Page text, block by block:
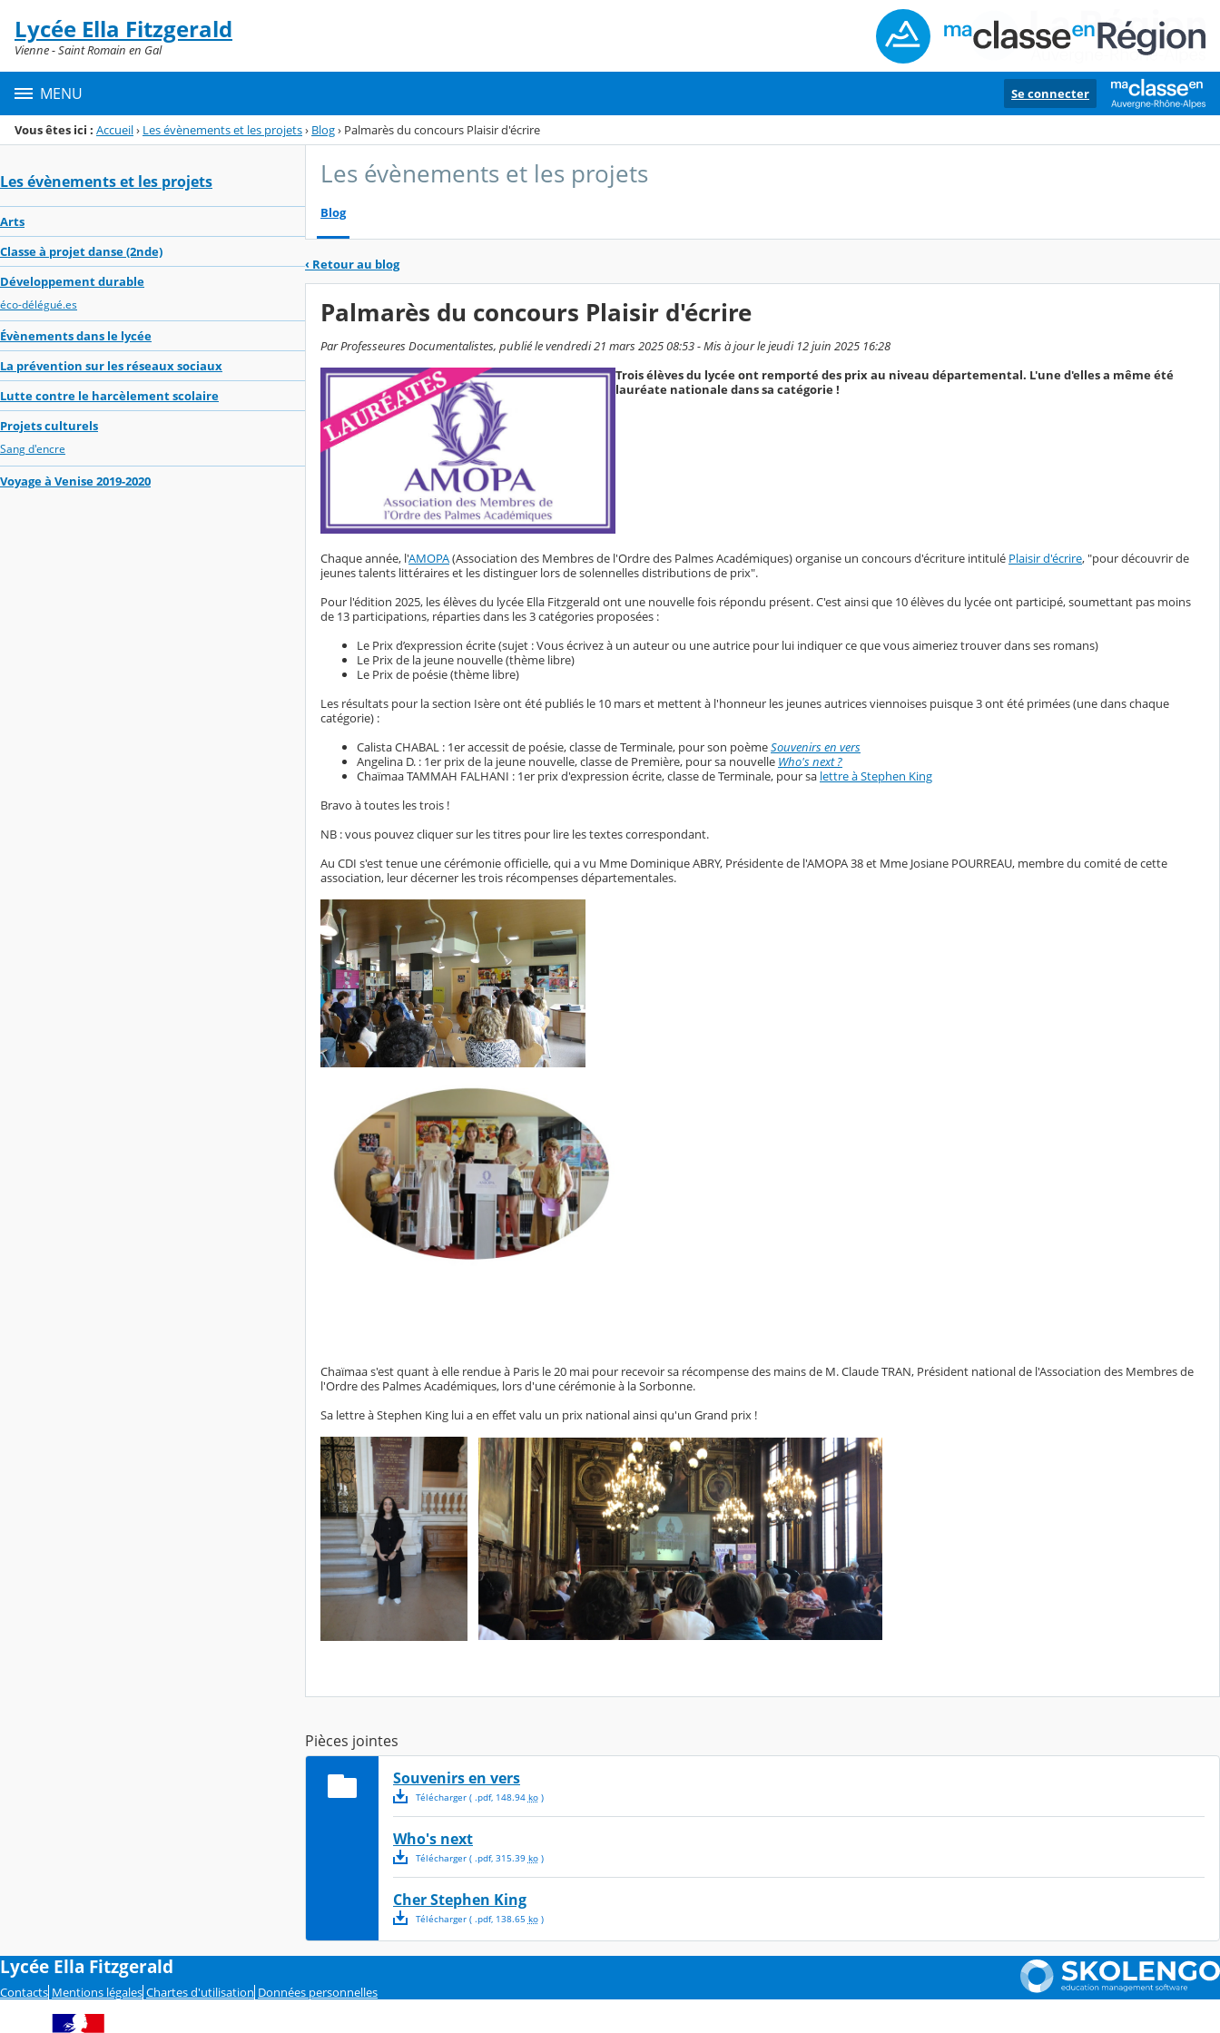
Menu de la rubrique
Contenu
Lycée Ella Fitzgerald
Vienne - Saint Romain en Gal
MENU Se connecter
Vous êtes ici : Accueil› Les évènements et les projets› Blog› Palmarès du concours Plaisir d'écrire
Les évènements et les projets
Arts
Classe à projet danse (2nde)
Développement durable
éco-délégué.es
Évènements dans le lycée
La prévention sur les réseaux sociaux
Lutte contre le harcèlement scolaire
Projets culturels
Sang d'encre
Voyage à Venise 2019-2020
Les évènements et les projets
Blog
‹ Retour au blog
Palmarès du concours Plaisir d'écrire
Par Professeures Documentalistes, publié le vendredi 21 mars 2025 08:53 - Mis à jour le jeudi 12 juin 2025 16:28
Trois élèves du lycée ont remporté des prix au niveau départemental. L'une d'elles a même été
lauréate nationale dans sa catégorie !
Chaque année, l'AMOPA(Association des Membres de l'Ordre des Palmes Académiques) organise un concours d'écriture intitulé Plaisir d'écrire, "pour découvrir de
jeunes talents littéraires et les distinguer lors de solennelles distributions de prix".
Pour l'édition 2025, les élèves du lycée Ella Fitzgerald ont une nouvelle fois répondu présent. C'est ainsi que 10 élèves du lycée ont participé, soumettant pas moins
de 13 participations, réparties dans les 3 catégories proposées :
Le Prix d’expression écrite (sujet : Vous écrivez à un auteur ou une autrice pour lui indiquer ce que vous aimeriez trouver dans ses romans)
Le Prix de la jeune nouvelle (thème libre)
Le Prix de poésie (thème libre)
Les résultats pour la section Isère ont été publiés le 10 mars et mettent à l'honneur les jeunes autrices viennoises puisque 3 ont été primées (une dans chaque
catégorie) :
Calista CHABAL : 1er accessit de poésie, classe de Terminale, pour son poèmeSouvenirs en vers
Angelina D. : 1er prix de la jeune nouvelle, classe de Première, pour sa nouvelle Who's next ?
Chaïmaa TAMMAH FALHANI : 1er prix d'expression écrite, classe de Terminale, pour sa lettre à Stephen King
Bravo à toutes les trois !
NB : vous pouvez cliquer sur les titres pour lire les textes correspondant.
Au CDI s'est tenue une cérémonie officielle, qui a vu Mme Dominique ABRY, Présidente de l'AMOPA 38 et Mme Josiane POURREAU, membre du comité de cette
association, leur décerner les trois récompenses départementales.
Chaïmaa s'est quant à elle rendue à Paris le 20 mai pour recevoir sa récompense des mains de M. Claude TRAN, Président national de l'Association des Membres de
l'Ordre des Palmes Académiques, lors d'une cérémonie à la Sorbonne.
Sa lettre à Stephen King lui a en effet valu un prix national ainsi qu'un Grand prix !
Pièces jointes
Souvenirs en vers
Télécharger( .pdf, 148.94 ko)
Who's next
Télécharger( .pdf, 315.39 ko)
Cher Stephen King
Télécharger( .pdf, 138.65 ko)
Lycée Ella Fitzgerald
Contacts Mentions légales Chartes d'utilisation Données personnelles